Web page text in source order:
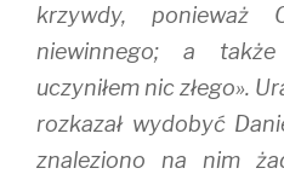
krzywdy, ponieważ
niewinnego; a
uczyniłem nic złego».
rozkazał wydobyć
znaleziono na nim